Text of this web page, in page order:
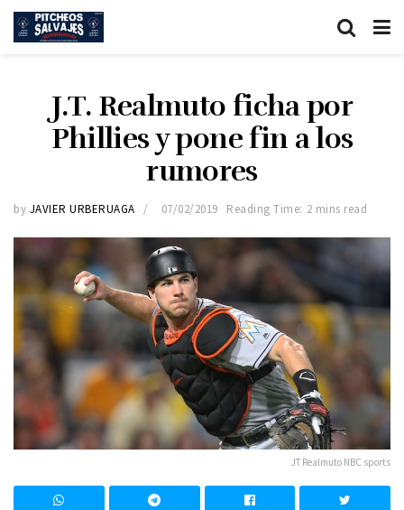
J.T. Realmuto ficha por
Phillies y pone fin a los
rumores
by JAVIER URBERUAGA 07/02/2019 Reading Time: 2 mins read
JT Realmuto NBC sports